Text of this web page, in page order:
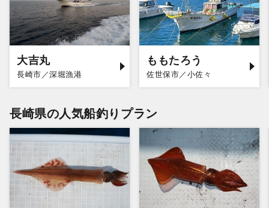
大吉丸
長崎市／深堀漁港
ももたろう
佐世保市／小佐々
長崎県の人気船釣りプラン